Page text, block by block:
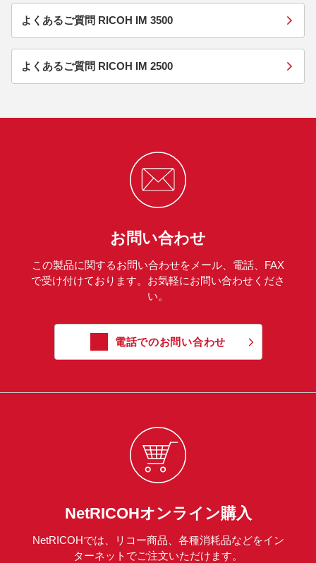
よくあるご質問 RICOH IM 3500
よくあるご質問 RICOH IM 2500
お問い合わせ
この製品に関するお問い合わせをメール、電話、FAX
で受け付けております。お気軽にお問い合わせくださ
い。
電話でのお問い合わせ
NetRICOHオンライン購入
NetRICOHでは、リコー商品、各種消耗品などをイン
ターネットでご注文いただけます。